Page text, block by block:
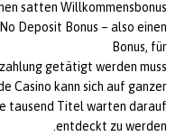
satten Willkommensbonus
Deposit Bonus – also einen
Bonus, für
getätigt werden muss.
Casino kann sich auf ganzer
tausend Titel warten darauf,
entdeckt zu werden.